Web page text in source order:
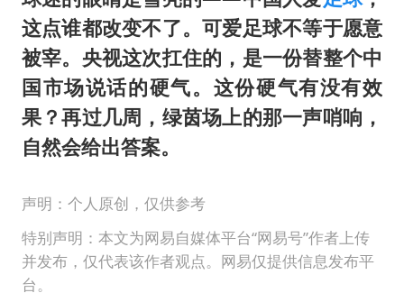
这点谁都改变不了。可爱足球不等于愿意
被宰。央视这次扛住的，是一份替整个中
国市场说话的硬气。这份硬气有没有效
果？再过几周，绿茵场上的那一声哨响，
自然会给出答案。
声明：个人原创，仅供参考
特别声明：本文为网易自媒体平台“网易号”作者上传
并发布，仅代表该作者观点。网易仅提供信息发布平
台。